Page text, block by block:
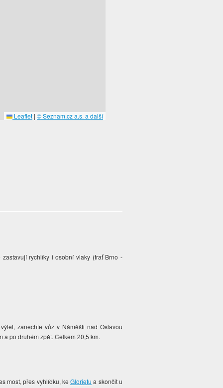
Leaflet | © Seznam.cz a.s. a další
zastavují rychlíky i osobní vlaky (trať Brno -
zanechte vůz v Náměšti nad Oslavou
a po druhém zpět. Celkem 20,5 km.
most, přes vyhlídku, keGlorietu a skončit u